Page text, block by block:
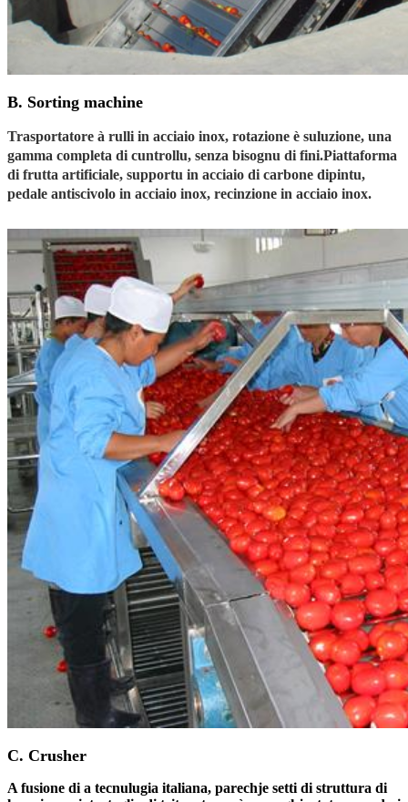
B. Sorting machine
Trasportatore à rulli in acciaio inox, rotazione è suluzione, una
gamma completa di cuntrollu, senza bisognu di fini.Piattaforma
di frutta artificiale, supportu in acciaio di carbone dipintu,
pedale antiscivolo in acciaio inox, recinzione in acciaio inox.
C. Crusher
A fusione di a tecnulugia italiana, parechje setti di struttura di